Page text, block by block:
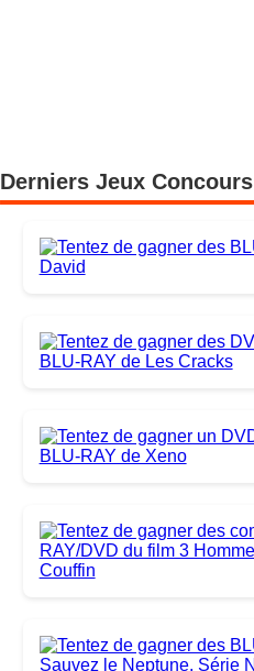
Derniers Jeux Concours